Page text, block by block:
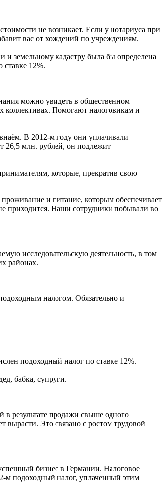
не возникает. Если у нотариуса при
вас от хождений по учреждениям.
и земельному кадастру была бы определена
12%.
можно уви­деть в общественном
коллективах. Помогают налоговикам и
В 2012-м году они уплачивали
26,5 млн. рублей, он подлежит
которые, прекратив свою
и питание, которым обеспечивает
приходится. Наши сотрудники побывали во
исследовательскую деятельность, в том
районах.
нало­гом. Обязательно и
подоход­ный налог по ставке 12%.
бабка, супруги.
в результате про­дажи свыше одного
Это связано с ростом трудовой
бизнес в Германии. Налоговое
м подоходный налог, уплаченный этим